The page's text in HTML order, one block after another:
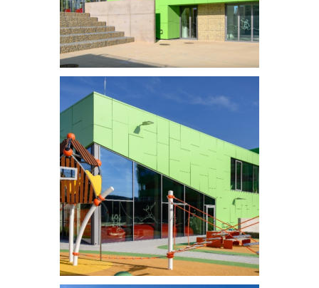
Ecole, crèche et médiathèque